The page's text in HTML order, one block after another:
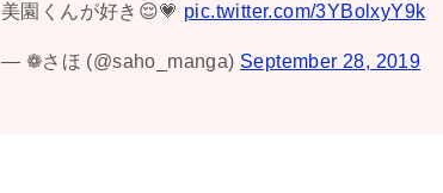
美園くんが好き😌💗 pic.twitter.com/3YBolxyY9k
— ❁さほ (@saho_manga) September 28, 2019